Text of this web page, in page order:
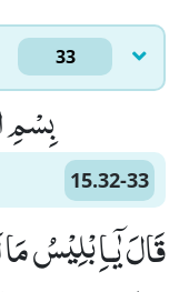
33
بِسْمِ
15.32-33
قَالَ یٰۤـاِبْلِیْسُ